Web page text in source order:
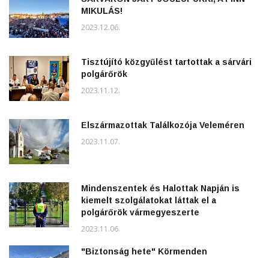
MIKULÁS!
2023.12.06.
Tisztújító közgyűlést tartottak a sárvári
polgárőrök
2023.11.12.
Elszármazottak Találkozója Veleméren
2023.11.07.
Mindenszentek és Halottak Napján is
kiemelt szolgálatokat láttak el a
polgárőrök vármegyeszerte
2023.11.06.
"Biztonság hete" Körmenden